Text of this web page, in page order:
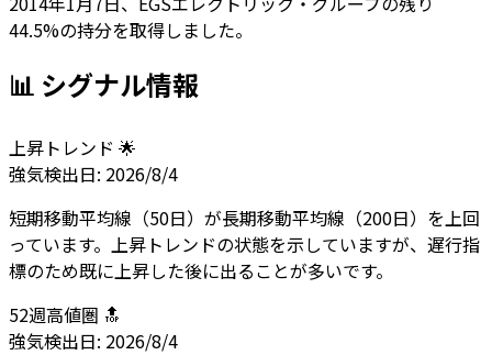
44.5%の持分を取得しました。
📊 シグナル情報
上昇トレンド 🌟
強気検出日: 2026/8/4
短期移動平均線（50日）が長期移動平均線（200日）を上回
っています。上昇トレンドの状態を示していますが、遅行指
標のため既に上昇した後に出ることが多いです。
52週高値圏 🔝
強気検出日: 2026/8/4